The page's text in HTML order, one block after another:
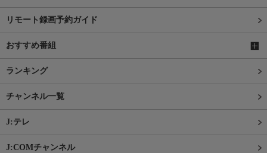
リモート録画予約ガイド
おすすめ番組
ランキング
チャンネル一覧
J:テレ
J:COMチャンネル